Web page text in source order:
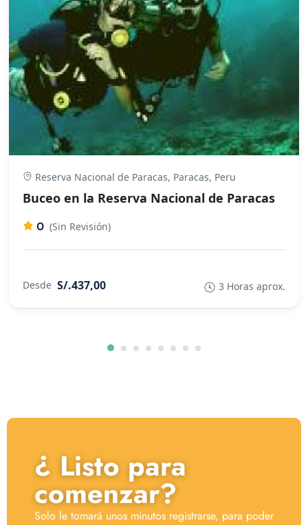
Reserva Nacional de Paracas, Paracas, Peru
Buceo en la Reserva Nacional de Paracas
0 (Sin Revisión)
Desde S/.437,00 3 Horas aprox.
¿ Listo para
comenzar?
Solo le tomará unos minutos registrarse, para poder